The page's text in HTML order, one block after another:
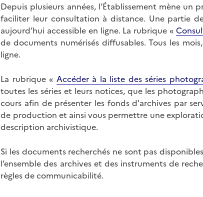
Depuis plusieurs années, l’Établissement mène
faciliter leur consultation à distance. Une partie
aujourd’hui accessible en ligne. La rubrique «
de documents numérisés diffusables. Tous les
ligne.
La rubrique « Accéder à la liste des séries
toutes les séries et leurs notices, que les
cours afin de présenter les fonds d'archives par
de production et ainsi vous permettre une
description archivistique.
Si les documents recherchés ne sont pas
l’ensemble des archives et des instruments de
règles de communicabilité.